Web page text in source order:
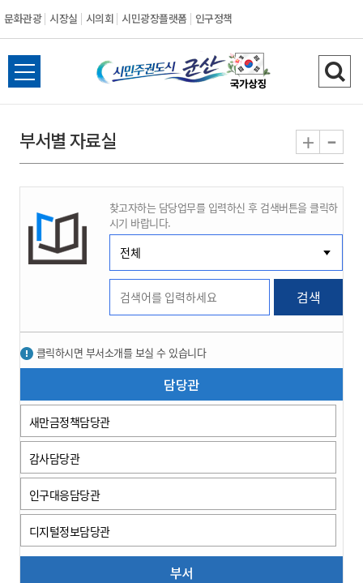
문화관광 시장실 시의회 시민광장플랫폼 인구정책
시
민
권
도
시
군
산
전
체
뉴
열
검
색
기
부서별 자료실 + -
찾고자하는 담당업무를 입력하신 후 검색버튼을 클릭하
시기 바랍니다.
검색
클릭하시면 부서소개를 보실 수 있습니다
담당관
새만금정책담당관
감사담당관
인구대응담당관
디지털정보담당관
부서